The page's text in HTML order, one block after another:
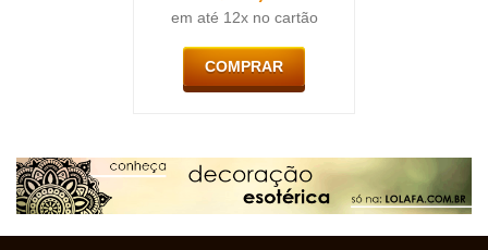
em até 12x no cartão
COMPRAR